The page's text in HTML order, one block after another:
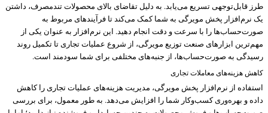
طرز قابل‌توجهی تسریع می‌یابد. به دلیل تقاضای بالای محصولات تندمصرف، داشتن
یک نرم‌افزار پخش مویرگی به شما کمک می‌کند تا فرآیندهای مربوط به
صورت‌حساب‌ها را با سرعت و دقت انجام دهید. این نرم‌افزار به عنوان یکی از
مهم‌ترین ابزارهای صنعت توزیع مویرگی، از شروع عملیات تجاری تا تکمیل روند
رسیدگی به صورت‌حساب‌ها، از جنبه‌های مختلفی برای شما سودمند است.
کاهش هزینه‌های معاملات تجاری
استفاده از نرم‌افزار پخش مویرگی، مدیریت هزینه‌های عملیات تجاری را کاهش
داده و بهره‌وری کسب‌وکار شما را افزایش می‌دهد. به طور معمول، برای بررسی